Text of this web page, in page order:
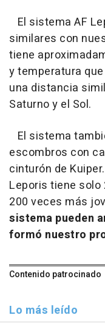
El sistema AF
similares con
tiene
y temperatura
una distancia
Saturno y el Sol.
El sistema
escombros con
cinturón de
Leporis tiene solo
200 veces más
sistema pueden
formó nuestro
Contenido patrocinado
Lo más leído